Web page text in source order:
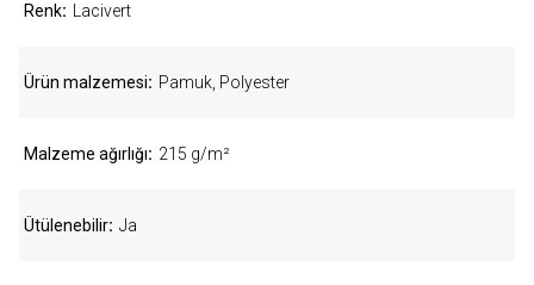
Renk Lacivert
Ürün malzemesi Pamuk, Polyester
Malzeme ağırlığı 215 g/m²
Ütülenebilir Ja